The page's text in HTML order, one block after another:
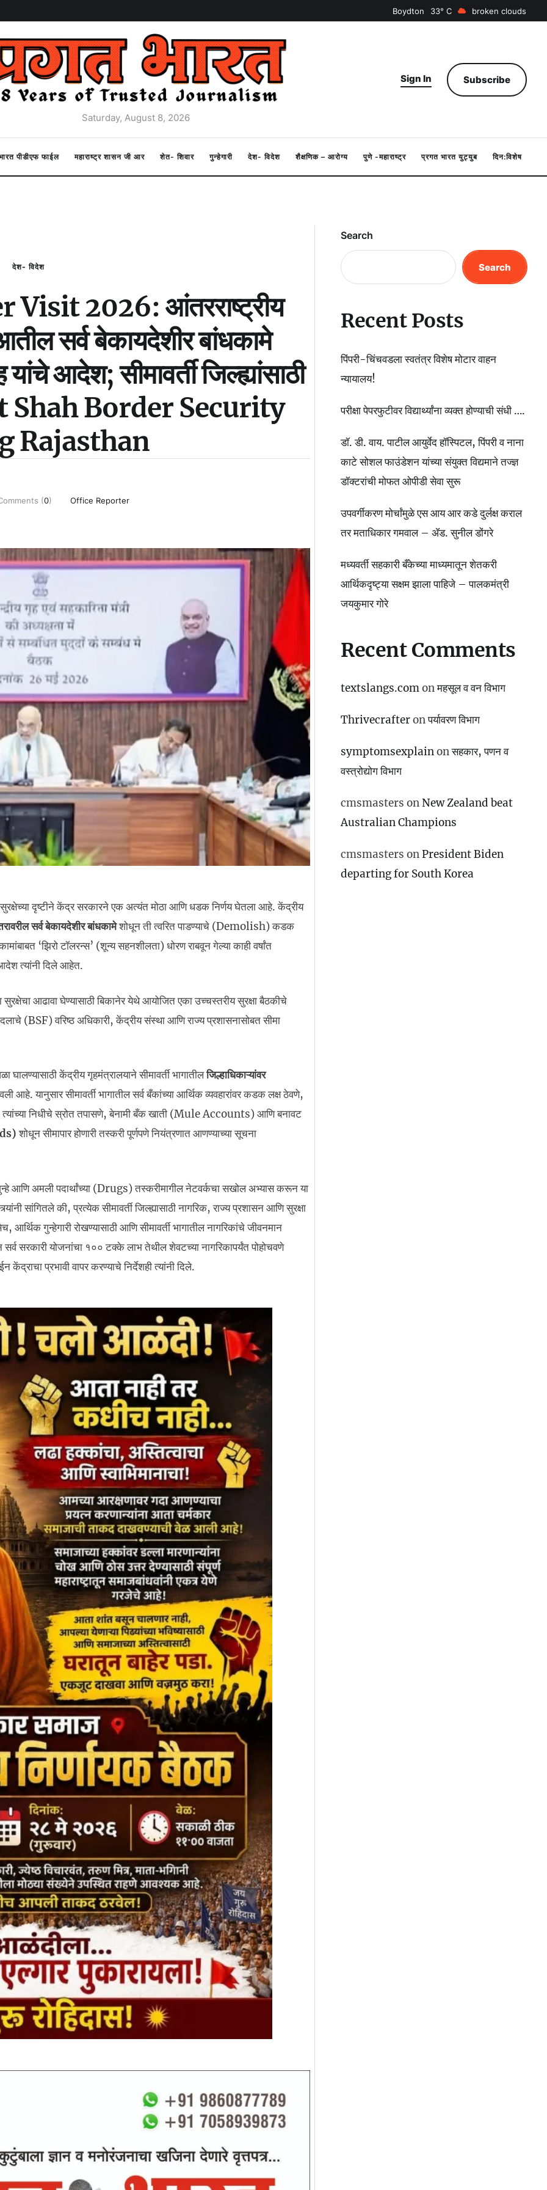
Boydton 33 broken clouds
Saturday, August 8, 2026
Sign In Subscribe
पीडीएफ फाईल महाराष्ट्र शासन जी आर शेत- शिवार गुन्हेगारी देश- विदेश शैक्षणिक – आरोग्य पुणे -महाराष्ट्र प्रगत भारत युट्युब दिन:विशेष
देश- विदेश
2026: आंतरराष्ट्रीय
सर्व बेकायदेशीर बांधकामे
आदेश; सीमावर्ती जिल्ह्यांसाठी
Shah Border Security
Rajasthan
(0) Office Reporter
सुरक्षेच्या दृष्टीने केंद्र सरकारने एक अत्यंत मोठा आणि धडक निर्णय घेतला आहे. केंद्रीय
सर्व बेकायदेशीर बांधकामेशोधून ती त्वरित पाडण्याचे (Demolish) कडक
‘झिरो टॉलरन्स’ (शून्य सहनशीलता) धोरण राबवून गेल्या काही वर्षांत
त्यांनी दिले आहेत.
आढावा घेण्यासाठी बिकानेर येथे आयोजित एका उच्चस्तरीय सुरक्षा बैठकीचे
(BSF) वरिष्ठ अधिकारी, केंद्रीय संस्था आणि राज्य प्रशासनासोबत सीमा
घालण्यासाठी केंद्रीय गृहमंत्रालयाने सीमावर्ती भागातीलजिल्हाधिकाऱ्यांवर
आहे. यानुसार सीमावर्ती भागातील सर्व बँकांच्या आर्थिक व्यवहारांवर कडक लक्ष ठेवणे,
त्यांच्या निधीचे स्रोत तपासणे, बेनामी बँक खाती (Mule Accounts) आणि बनावट
शोधून सीमापार होणारी तस्करी पूर्णपणे नियंत्रणात आणण्याच्या सूचना
गुन्हे आणि अमली पदार्थांच्या (Drugs) तस्करीमागील नेटवर्कचा सखोल अभ्यास करून या
सांगितले की, प्रत्येक सीमावर्ती जिल्ह्यासाठी नागरिक, राज्य प्रशासन आणि सुरक्षा
गुन्हेगारी रोखण्यासाठी आणि सीमावर्ती भागातील नागरिकांचे जीवनमान
सर्व सरकारी योजनांचा १०० टक्के लाभ तेथील शेवटच्या नागरिकापर्यंत पोहोचवणे
प्रभावी वापर करण्याचे निर्देशही त्यांनी दिले.
Search
Search
Recent Posts
पिंपरी-चिंचवडला स्वतंत्र विशेष मोटार वाहन
न्यायालय!
परीक्षा पेपरफुटीवर विद्यार्थ्यांना व्यक्त होण्याची संधी ….
डॉ. डी. वाय. पाटील आयुर्वेद हॉस्पिटल, पिंपरी व नाना
काटे सोशल फाउंडेशन यांच्या संयुक्त विद्यमाने तज्ज्ञ
डॉक्टरांची मोफत ओपीडी सेवा सुरू
उपवर्गीकरण मोर्चांमुळे एस आय आर कडे दुर्लक्ष कराल
तर मताधिकार गमवाल – ॲड. सुनील डोंगरे
मध्यवर्ती सहकारी बँकेच्या माध्यमातून शेतकरी
आर्थिकदृष्ट्या सक्षम झाला पाहिजे – पालकमंत्री
जयकुमार गोरे
Recent Comments
textslangs.comonमहसूल व वन विभाग
Thrivecrafteronपर्यावरण विभाग
symptomsexplainonसहकार, पणन व
वस्‍त्रोद्योग विभाग
cmsmasters onNew Zealand beat
Australian Champions
cmsmasters onPresident Biden
departing for South Korea